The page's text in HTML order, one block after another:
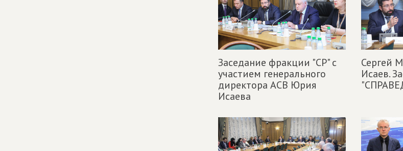
Заседание фракции "СР" с
участием генерального
директора АСВ Юрия
Исаева
Сергей
Исаев.